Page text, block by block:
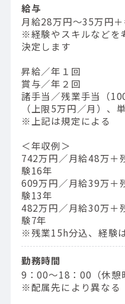
給与
月給28万円～35万円
※経験やスキルなどを
決定します
昇給／年１回
賞与／年２回
諸手当／残業手当（
（上限5万円／月）、
※上記は規定による
＜年収例＞
742万円／⽉給48万
験16年
609万円／⽉給39万
験13年
482万円／⽉給30万
験7年
※残業15h分込、経験
勤務時間
9：00〜18：00（休
※配属先により異なる